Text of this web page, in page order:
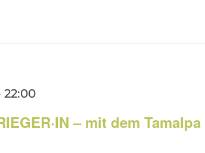
– mit dem Tamalpa
22:00